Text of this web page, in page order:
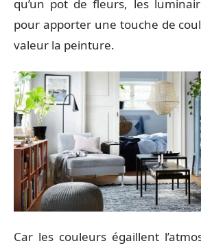
qu’un pot de fleurs, les
pour apporter une touche de
valeur la peinture.
Car les couleurs égaillent